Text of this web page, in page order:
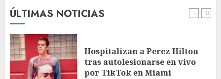
ÚLTIMAS NOTICIAS
1
AGOSTO 6, 2026
Hospitalizan a Perez Hilton
tras autolesionarse en vivo
por TikTok en Miami